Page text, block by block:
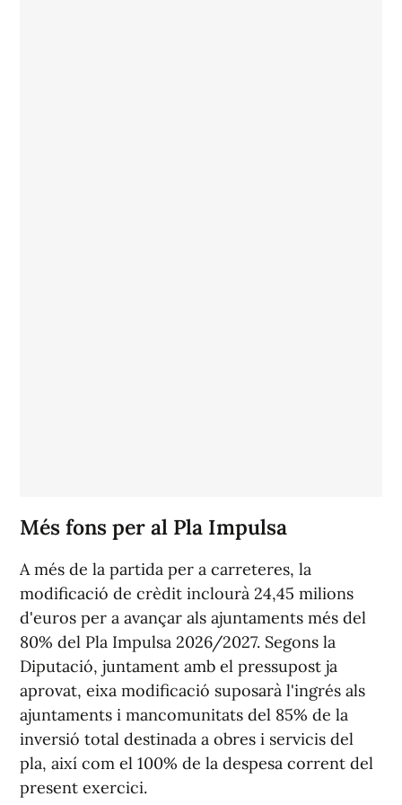
Més fons per al Pla Impulsa
A més de la partida per a carreteres, la
modificació de crèdit inclourà 24,45 milions
d'euros per a avançar als ajuntaments més del
80% del Pla Impulsa 2026/2027. Segons la
Diputació, juntament amb el pressupost ja
aprovat, eixa modificació suposarà l'ingrés als
ajuntaments i mancomunitats del 85% de la
inversió total destinada a obres i servicis del
pla, així com el 100% de la despesa corrent del
present exercici.